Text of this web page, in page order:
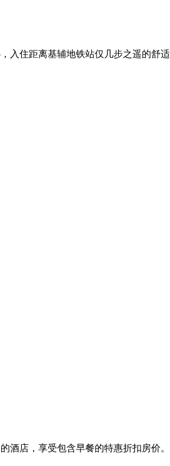
住距离基辅地铁站仅几步之遥的舒
店，享受包含早餐的特惠折扣房价。